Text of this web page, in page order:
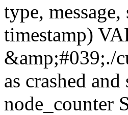
type,
timestamp)
&amp;#039;./
as crashed
node_counter